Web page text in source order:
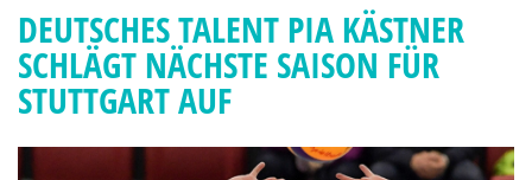
DEUTSCHES TALENT PIA KÄSTNER
SCHLÄGT NÄCHSTE SAISON FÜR
STUTTGART AUF